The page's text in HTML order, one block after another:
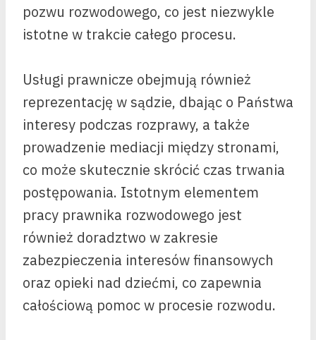
pozwu rozwodowego, co jest niezwykle
istotne w trakcie całego procesu.
Usługi prawnicze obejmują również
reprezentację w sądzie, dbając o Państwa
interesy podczas rozprawy, a także
prowadzenie mediacji między stronami,
co może skutecznie skrócić czas trwania
postępowania. Istotnym elementem
pracy prawnika rozwodowego jest
również doradztwo w zakresie
zabezpieczenia interesów finansowych
oraz opieki nad dziećmi, co zapewnia
całościową pomoc w procesie rozwodu.